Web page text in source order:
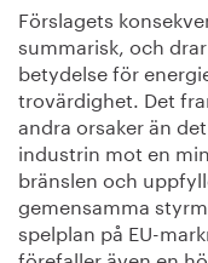
Förslagets
summarisk, och
betydelse för
trovärdighet. Det
andra orsaker än
industrin mot en
bränslen och
gemensamma
spelplan på EU-